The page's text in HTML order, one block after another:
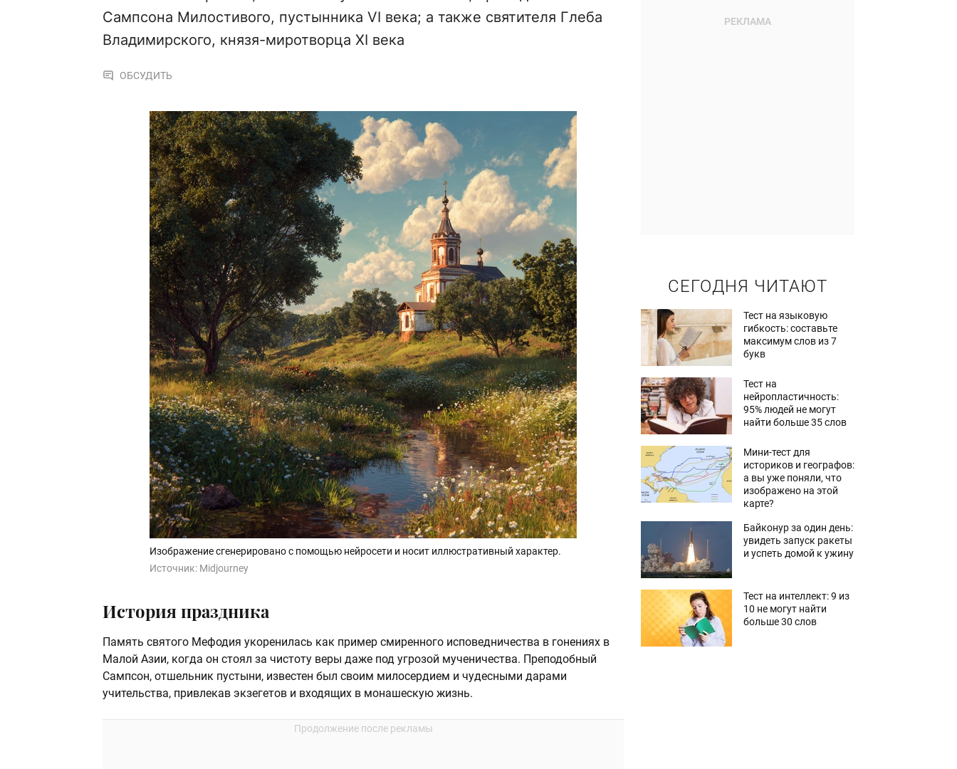
Сампсона Милостивого, пустынника VI века; а также святителя Глеба
Владимирского, князя-миротворца XI века
ОБСУДИТЬ
Изображение сгенерировано с помощью нейросети и носит иллюстративный характер.
Источник: Midjourney
История праздника
Память святого Мефодия укоренилась как пример смиренного исповедничества в гонениях в
Малой Азии, когда он стоял за чистоту веры даже под угрозой мученичества. Преподобный
Сампсон, отшельник пустыни, известен был своим милосердием и чудесными дарами
учительства, привлекав экзегетов и входящих в монашескую жизнь.
СЕГОДНЯ ЧИТАЮТ
Тест на языковую
гибкость: составьте
максимум слов из 7
букв
Тест на
нейропластичность:
95% людей не могут
найти больше 35 слов
Мини-тест для
историков и географов:
а вы уже поняли, что
изображено на этой
карте?
Байконур за один день:
увидеть запуск ракеты
и успеть домой к ужину
Тест на интеллект: 9 из
10 не могут найти
больше 30 слов